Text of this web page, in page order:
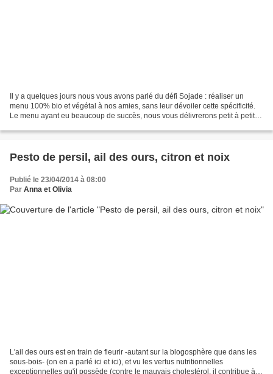
Il y a quelques jours nous vous avons parlé du défi Sojade : réaliser un
menu 100% bio et végétal à nos amies, sans leur dévoiler cette spécificité.
Le menu ayant eu beaucoup de succès, nous vous délivrerons petit à petit
Pesto de persil, ail des ours, citron et noix
Publié le 23/04/2014 à 08:00
Par Anna et Olivia
L'ail des ours est en train de fleurir -autant sur la blogosphère que dans les
sous-bois- (on en a parlé ici et ici), et vu les vertus nutritionnelles
exceptionnelles qu'il possède (contre le mauvais cholestérol, il contribue à